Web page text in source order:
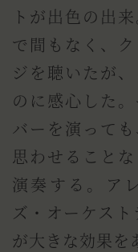
トが出色の出
で間もなく、
ジを聴いたが
のに感心した
バーを演って
思わせること
演奏する。ア
ズ・オーケスト
が大きな効果を